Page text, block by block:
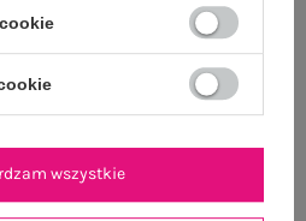
ZE STYLIZACJI
wszystkie